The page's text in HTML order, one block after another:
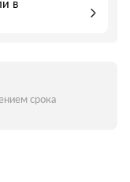
в
срока